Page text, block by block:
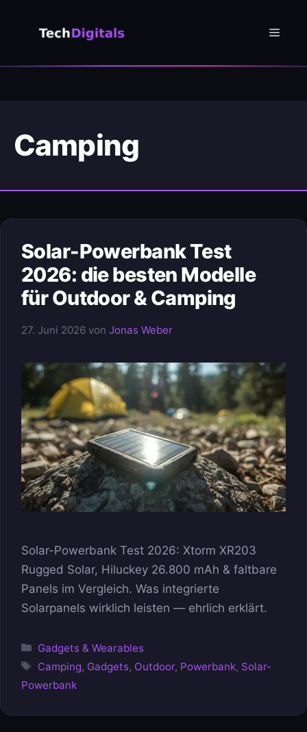
Menü
Camping
Solar-Powerbank Test
2026: die besten Modelle
für Outdoor & Camping
27. Juni 2026 von Jonas Weber
Solar-Powerbank Test 2026: Xtorm XR203
Rugged Solar, Hiluckey 26.800 mAh & faltbare
Panels im Vergleich. Was integrierte
Solarpanels wirklich leisten — ehrlich erklärt.
Kategorien
Gadgets & Wearables
Schlagwörter
Camping, Gadgets, Outdoor, Powerbank, Solar-
Powerbank